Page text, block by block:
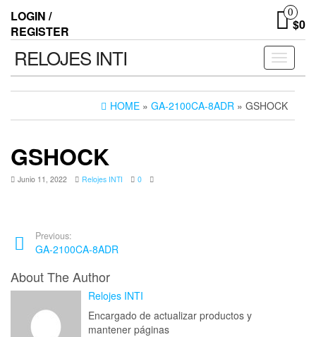
LOGIN /
REGISTER
0
$0
Toggle
RELOJES INTI
HOME » GA-2100CA-8ADR » GSHOCK
GSHOCK
Junio 11, 2022 Relojes INTI 0
Previous:
GA-2100CA-8ADR
About The Author
Relojes INTI
Encargado de actualizar productos y
mantener páginas